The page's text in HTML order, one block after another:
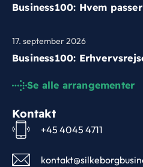
Business100: Hvem
17. september 2026
Business100:
Se alle arrangementer
Kontakt
+45 4045 4711